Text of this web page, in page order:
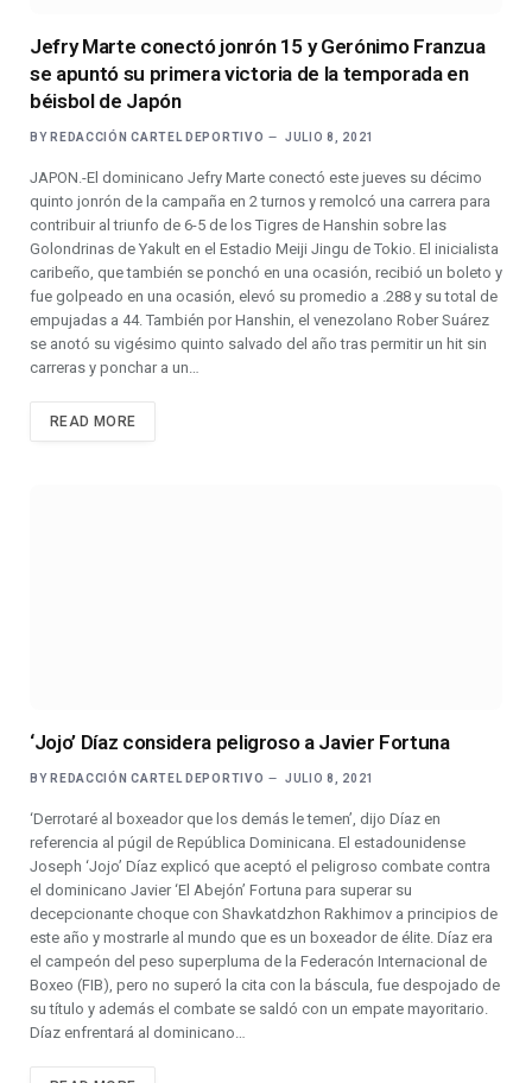
Jefry Marte conectó jonrón 15 y Gerónimo Franzua
se apuntó su primera victoria de la temporada en
béisbol de Japón
BY REDACCIÓN CARTEL DEPORTIVO JULIO 8, 2021
JAPON.-El dominicano Jefry Marte conectó este jueves su décimo
quinto jonrón de la campaña en 2 turnos y remolcó una carrera para
contribuir al triunfo de 6-5 de los Tigres de Hanshin sobre las
Golondrinas de Yakult en el Estadio Meiji Jingu de Tokio. El inicialista
caribeño, que también se ponchó en una ocasión, recibió un boleto y
fue golpeado en una ocasión, elevó su promedio a .288 y su total de
empujadas a 44. También por Hanshin, el venezolano Rober Suárez
se anotó su vigésimo quinto salvado del año tras permitir un hit sin
carreras y ponchar a un…
READ MORE
‘Jojo’ Díaz considera peligroso a Javier Fortuna
BY REDACCIÓN CARTEL DEPORTIVO JULIO 8, 2021
‘Derrotaré al boxeador que los demás le temen’, dijo Díaz en
referencia al púgil de República Dominicana. El estadounidense
Joseph ‘Jojo’ Díaz explicó que aceptó el peligroso combate contra
el dominicano Javier ‘El Abejón’ Fortuna para superar su
decepcionante choque con Shavkatdzhon Rakhimov a principios de
este año y mostrarle al mundo que es un boxeador de élite. Díaz era
el campeón del peso superpluma de la Federacón Internacional de
Boxeo (FIB), pero no superó la cita con la báscula, fue despojado de
su título y además el combate se saldó con un empate mayoritario.
Díaz enfrentará al dominicano…